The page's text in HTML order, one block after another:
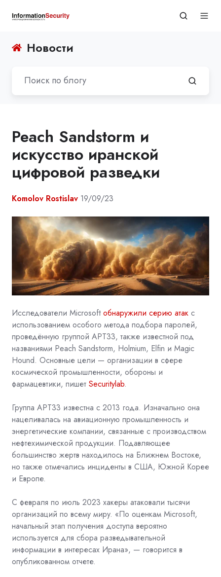
Новости
Peach Sandstorm и
искусство иранской
цифровой разведки
Komolov Rostislav 19/09/23
Исследователи Microsoft обнаружили серию атак с
использованием особого метода подбора паролей,
проведённую группой APT33, также известной под
названиями Peach Sandstorm, Holmium, Elfin и Magic
Hound. Основные цели — организации в сфере
космической промышленности, обороны и
фармацевтики, пишет Securitylab.
Группа APT33 известна с 2013 года. Изначально она
нацеливалась на авиационную промышленность и
энергетические компании, связанные с производством
нефтехимической продукции. Подавляющее
большинство жертв находилось на Ближнем Востоке,
но также отмечались инциденты в США, Южной Корее
и Европе.
С февраля по июль 2023 хакеры атаковали тысячи
организаций по всему миру. «По оценкам Microsoft,
начальный этап получения доступа вероятно
используется для сбора разведывательной
информации в интересах Ирана», — говорится в
опубликованном отчете.